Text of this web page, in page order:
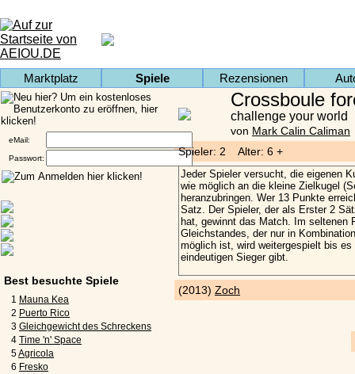
Marktplatz Spiele Rezensionen
eMail:
Passwort:
Best besuchte Spiele
1 Mauna Kea
2 Puerto Rico
3 Gleichgewicht des Schreckens
4 Time 'n' Space
5Agricola
6 Fresko
Crossboule
challenge your world
von Mark Calin Caliman
Spieler: 2 Alter: 6 +
(2013) Zoch